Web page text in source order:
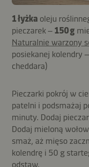
1 łyżka oleju
pieczarek – 150 g
Naturalnie warzony
posiekanej kolendry –
cheddara)
Pieczarki pokrój w
patelni i podsmażaj
minuty. Dodaj
Dodaj mieloną
smaż, aż mięso
kolendrę i 50 g
odstaw.